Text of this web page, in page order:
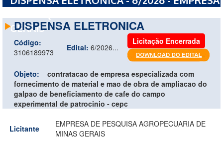
GERAIS
DISPENSA ELETRONICA
Código:
3106189973
Edital: 6/2026...
Licitação Encerrada
Objeto:
contratacao de empresa especializada com
fornecimento de material e mao de obra de ampliacao do
galpao de beneficiamento de cafe do campo
experimental de patrocinio - cepc
Licitante
EMPRESA DE PESQUISA AGROPECUARIA DE
MINAS GERAIS